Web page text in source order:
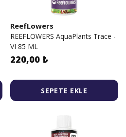
ReefLowers
REEFLOWERS AquaPlants Trace -
VI 85 ML
220,00 ₺
SEPETE EKLE